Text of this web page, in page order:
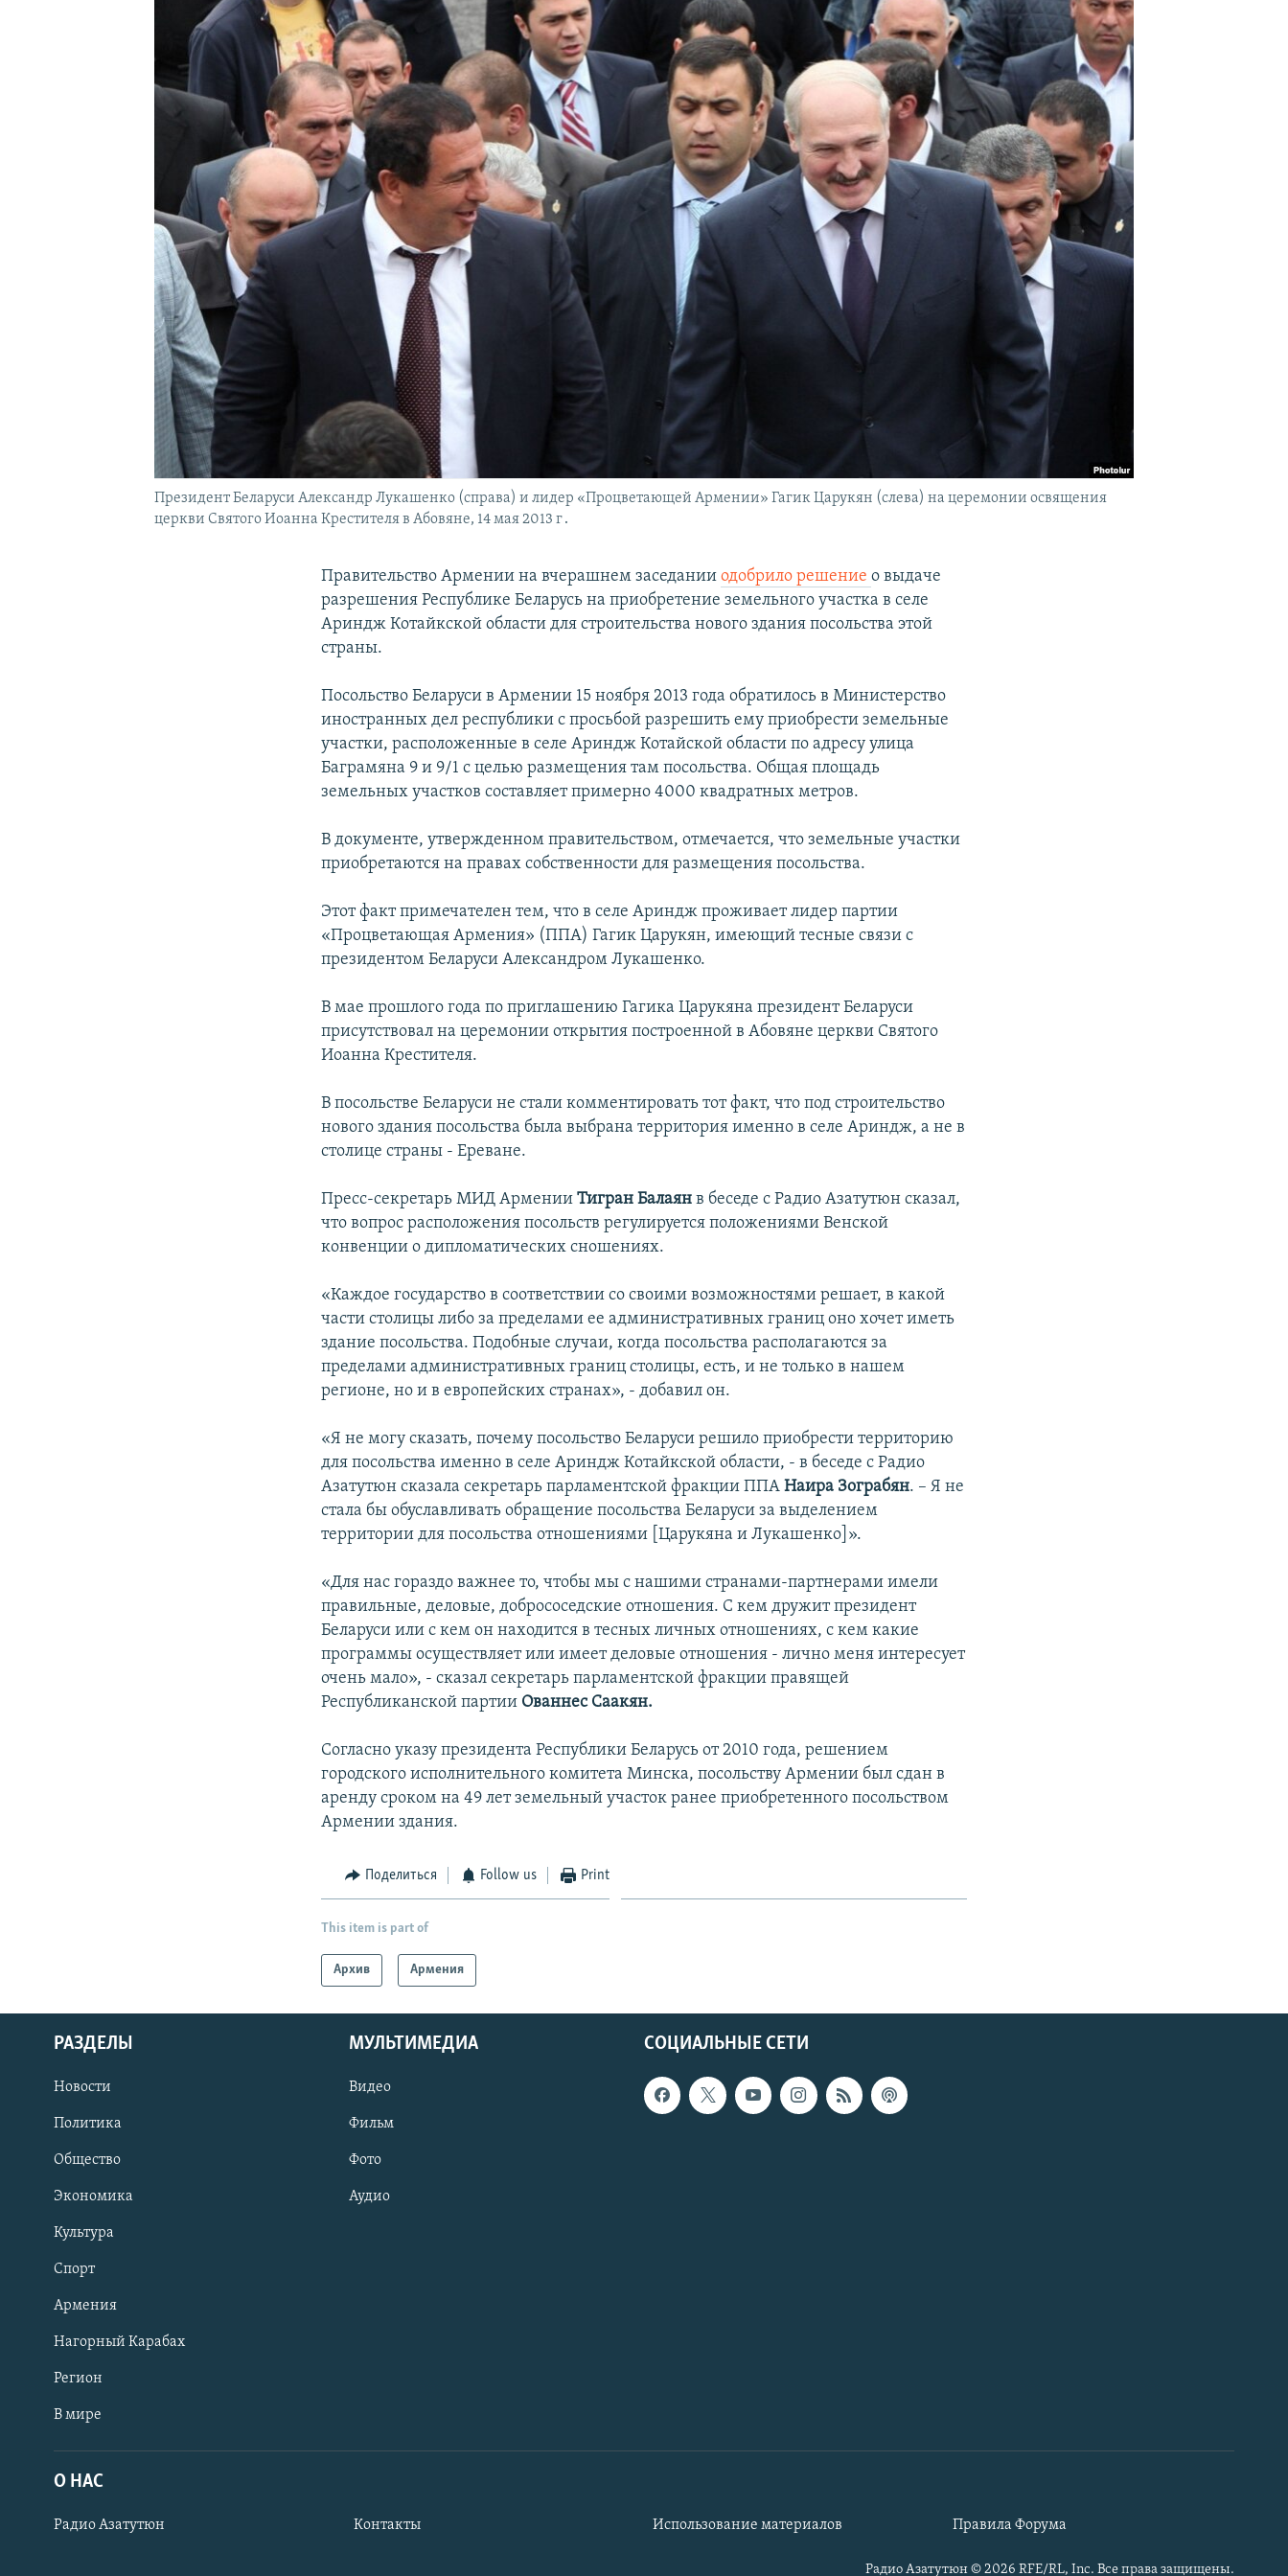
Президент Беларуси Александр Лукашенко (справа) и лидер «Процветающей Армении» Гагик Царукян (слева) на церемонии освящения
церкви Святого Иоанна Крестителя в Абовяне, 14 мая 2013 г․
Правительство Армении на вчерашнем заседанииодобрило решениео выдаче
разрешения Республике Беларусь на приобретение земельного участка в селе
Ариндж Котайкской области для строительства нового здания посольства этой
страны.
Посольство Беларуси в Армении 15 ноября 2013 года обратилось в Министерство
иностранных дел республики с просьбой разрешить ему приобрести земельные
участки, расположенные в селе Ариндж Котайской области по адресу улица
Баграмяна 9 и 9/1 с целью размещения там посольства. Общая площадь
земельных участков составляет примерно 4000 квадратных метров.
В документе, утвержденном правительством, отмечается, что земельные участки
приобретаются на правах собственности для размещения посольства.
Этот факт примечателен тем, что в селе Ариндж проживает лидер партии
«Процветающая Армения» (ППА) Гагик Царукян, имеющий тесные связи с
президентом Беларуси Александром Лукашенко.
В мае прошлого года по приглашению Гагика Царукяна президент Беларуси
присутствовал на церемонии открытия построенной в Абовяне церкви Святого
Иоанна Крестителя.
В посольстве Беларуси не стали комментировать тот факт, что под строительство
нового здания посольства была выбрана территория именно в селе Ариндж, а не в
столице страны - Ереване.
Пресс-секретарь МИД АрменииТигран Балаян в беседе с Радио Азатутюн сказал,
что вопрос расположения посольств регулируется положениями Венской
конвенции о дипломатических сношениях.
«Каждое государство в соответствии со своими возможностями решает, в какой
части столицы либо за пределами ее административных границ оно хочет иметь
здание посольства. Подобные случаи, когда посольства располагаются за
пределами административных границ столицы, есть, и не только в нашем
регионе, но и в европейских странах», - добавил он.
«Я не могу сказать, почему посольство Беларуси решило приобрести территорию
для посольства именно в селе Ариндж Котайкской области, - в беседе с Радио
Азатутюн сказала секретарь парламентской фракции ППАНаира Зограбян. – Я не
стала бы обуславливать обращение посольства Беларуси за выделением
территории для посольства отношениями [Царукяна и Лукашенко]».
«Для нас гораздо важнее то, чтобы мы с нашими странами-партнерами имели
правильные, деловые, добрососедские отношения. С кем дружит президент
Беларуси или с кем он находится в тесных личных отношениях, с кем какие
программы осуществляет или имеет деловые отношения - лично меня интересует
очень мало», - сказал секретарь парламентской фракции правящей
Республиканской партии Ованнес Саакян.
Согласно указу президента Республики Беларусь от 2010 года, решением
городского исполнительного комитета Минска, посольству Армении был сдан в
аренду сроком на 49 лет земельный участок ранее приобретенного посольством
Армении здания.
Поделиться Follow us Print
This item is part of
Архив Армения
СОЦИАЛЬНЫЕ СЕТИ
РАЗДЕЛЫ
Новости
Политика
Общество
Экономика
Культура
Спорт
Армения
Нагорный Карабах
Регион
В мире
МУЛЬТИМЕДИА
Видео
Фильм
Фото
Аудио
О НАС
Радио Азатутюн Контакты Использование материалов Правила Форума
Радио Азатутюн © 2026 RFE/RL, Inc. Все права защищены.